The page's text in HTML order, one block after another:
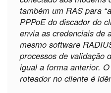
também um RAS para
PPPoE do discador do
envia as credenciais de
mesmo software
processos de validação
igual a forma anterior.
roteador no cliente é